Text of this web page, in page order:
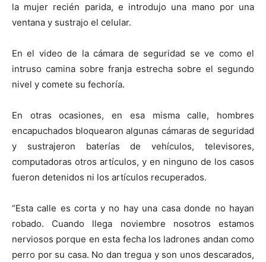
la mujer recién parida, e introdujo una mano por una
ventana y sustrajo el celular.
En el video de la cámara de seguridad se ve como el
intruso camina sobre franja estrecha sobre el segundo
nivel y comete su fechoría.
En otras ocasiones, en esa misma calle, hombres
encapuchados bloquearon algunas cámaras de seguridad
y sustrajeron baterías de vehículos, televisores,
computadoras otros artículos, y en ninguno de los casos
fueron detenidos ni los artículos recuperados.
“Esta calle es corta y no hay una casa donde no hayan
robado. Cuando llega noviembre nosotros estamos
nerviosos porque en esta fecha los ladrones andan como
perro por su casa. No dan tregua y son unos descarados,